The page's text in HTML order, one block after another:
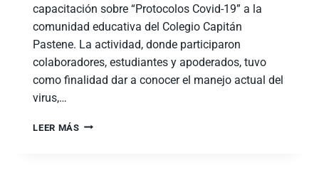
capacitación sobre “Protocolos Covid-19” a la
comunidad educativa del Colegio Capitán
Pastene. La actividad, donde participaron
colaboradores, estudiantes y apoderados, tuvo
como finalidad dar a conocer el manejo actual del
virus,…
LEER MÁS